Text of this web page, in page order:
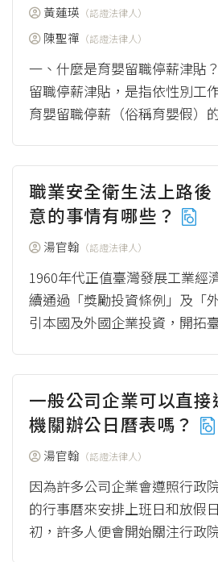
黃蓮瑛 （認證法律人）
陳聖禪 （認證法律人）
一、什麼是育嬰留職停薪津貼
留職停薪津貼，是指依性別工
育嬰留職停薪（俗稱育嬰假）
職業安全衛生法上路
意的事情有哪些？
湯官翰 （認證法律人）
1960年代正值臺灣發展工業經
續通過「獎勵投資條例」及「
引本國及外國企業投資，開拓
一般公司企業可以直
機關辦公日曆表嗎？
湯官翰 （認證法律人）
因為許多公司企業會遵照行政
的行事曆來安排上班日和放假
初，許多人便會開始關注行政